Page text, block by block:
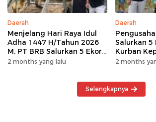
Daerah
Menjelang Hari Raya Idul
Adha 1447 H/Tahun 2026
M, PT BRB Salurkan 5 Ekor
Hewan Kurban Kepada
2 months yang lalu
Daerah
Salurkan 5
Kurban
Khususnya
2 months
Selengkapnya